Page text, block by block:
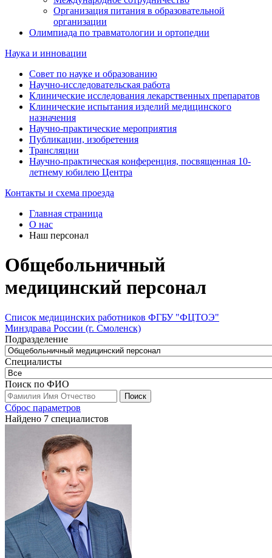
Организация питания в образовательной
организации
Олимпиада по травматологии и ортопедии
Наука и инновации
Совет по науке и образованию
Научно-исследовательская работа
Клинические исследования лекарственных препаратов
Клинические испытания изделий медицинского
назначения
Научно-практические мероприятия
Публикации, изобретения
Трансляции
Научно-практическая конференция, посвященная 10-
летнему юбилею Центра
Контакты и схема проезда
Главная страница
О нас
Наш персонал
Общебольничный
медицинский персонал
Список медицинских работников ФГБУ "ФЦТОЭ"
Минздрава России (г. Смоленск)
Подразделение
Специалисты
Поиск по ФИО
Сброс параметров
Найдено 7 специалистов